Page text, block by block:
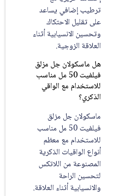
ترطيب إضافي يساعد
على تقليل الاحتكاك
وتحسين الانسيابية أثناء
العلاقة الزوجية.
هل ماسكولان جل مزلق
فيلفيت 50 مل مناسب
للاستخدام مع الواقي
ماسكولان جل مزلق
فيلفيت 50 مل مناسب
للاستخدام مع معظم
أنواع الواقيات الذكرية
المصنوعة من اللاتكس
لتحسين الراحة
والانسيابية أثناء العلاقة.